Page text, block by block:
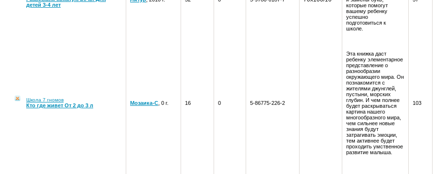
детей 3-4 лет
которые помогут
вашему ребенку
успешно
подготовиться к
школе.
Школа 7 гномов
Кто где живет От 2 до 3 л Мозаика-С , 0 г. 16 0 5-86775-226-2
Эта книжка даст
ребенку элементарное
представление о
разнообразии
окружающего мира. Он
познакомится с
жителями джунглей,
пустыни, морских
глубин. И чем полнее
будет раскрываться
картина нашего
многообразного мира,
чем сильнее новые
знания будут
затрагивать эмоции,
тем активнее будет
проходить умственное
развитие малыша.
103